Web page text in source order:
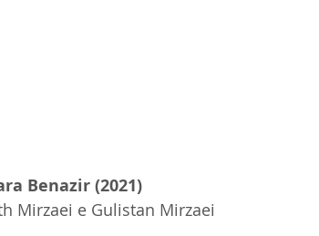
Benazir (2021)
Mirzaei e Gulistan Mirzaei